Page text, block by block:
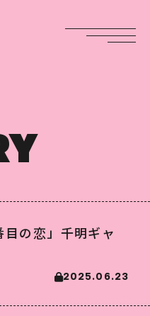
目の恋」千明ギャ
2025.06.23